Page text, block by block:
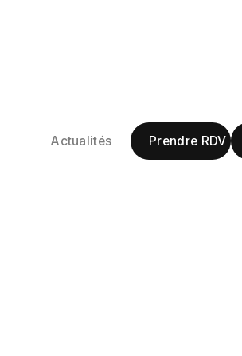
Actualités Prendre RDV
: les